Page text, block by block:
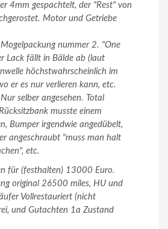
4mm gespachtelt, der "Rest" von
Motor und Getriebe
nummer 2. "One
Lack fällt in Bälde ab (laut
höchstwahrscheinlich im
er es nur verlieren kann, etc.
selber angesehen. Total
musste einem
Bumper irgendwie angedübelt,
angeschraubt "muss man halt
etc.
für (festhalten) 13000 Euro.
original 26500 miles, HU und
Vollrestauriert (nicht
und Gutachten 1a Zustand